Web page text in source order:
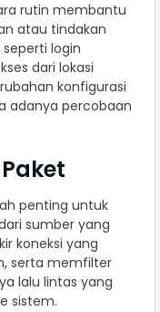
rutin membantu
atau tindakan
login
dari lokasi
konfigurasi
adanya percobaan
penting untuk
sumber yang
koneksi yang
serta memfilter
lalu lintas yang
sistem.